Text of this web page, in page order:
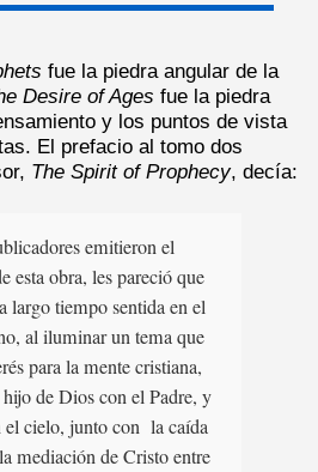
fue la piedra angular de la
Desire of Ages fue la piedra
y los puntos de vista
El prefacio al tomo dos
The Spirit of Prophecy, decía:
emitieron el
esta obra, les pareció que
largo tiempo sentida en el
al iluminar un tema que
para la mente cristiana,
de Dios con el Padre, y
el cielo, junto con la caída
mediación de Cristo entre